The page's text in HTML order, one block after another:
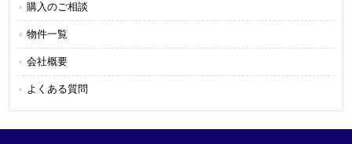
購入のご相談
物件一覧
会社概要
よくある質問